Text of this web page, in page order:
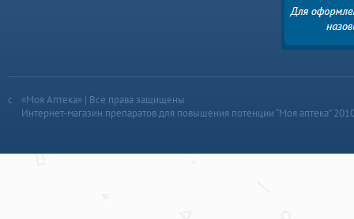
«Моя Аптека» | Все права защищены
Интернет-магазин препаратов для повышения потенции “Моя аптека”